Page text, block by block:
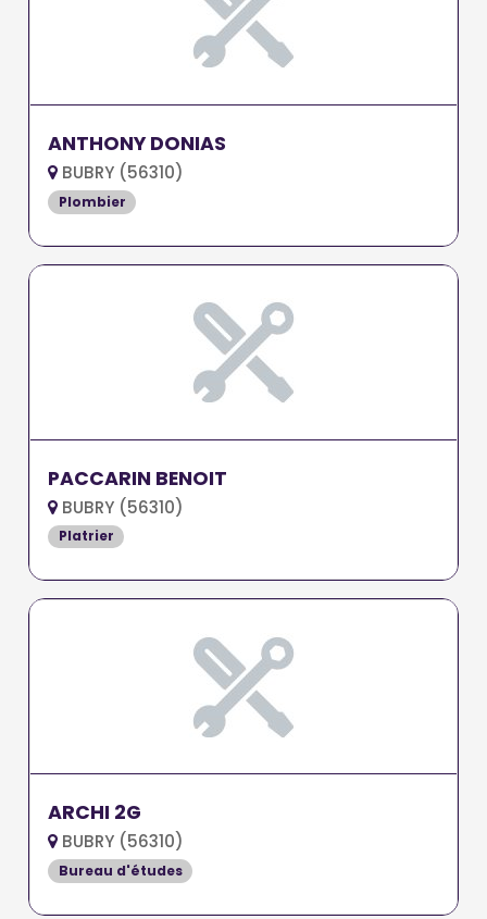
ANTHONY DONIAS
BUBRY (56310)
Plombier
PACCARIN BENOIT
BUBRY (56310)
Platrier
ARCHI 2G
BUBRY (56310)
Bureau d'études